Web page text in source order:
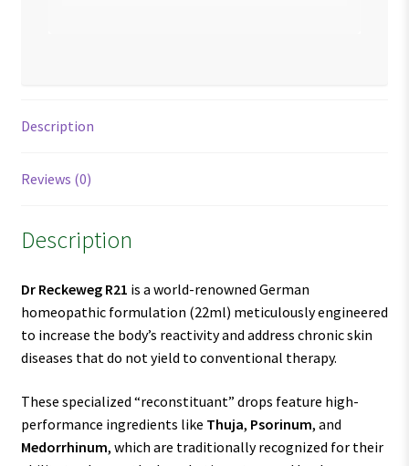
Description
Reviews (0)
Description
Dr Reckeweg R21 is a world-renowned German
homeopathic formulation (22ml) meticulously engineered
to increase the body’s reactivity and address chronic skin
diseases that do not yield to conventional therapy.
These specialized “reconstituant” drops feature high-
performance ingredients like Thuja, Psorinum, and
Medorrhinum, which are traditionally recognized for their